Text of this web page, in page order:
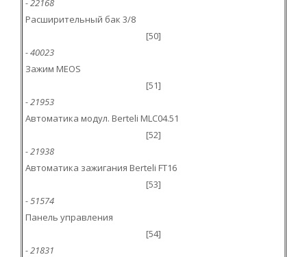
- 22168
Расширительный бак 3/8
[50]
- 40023
Зажим MEOS
[51]
- 21953
Автоматика модул. Berteli MLC04.51
[52]
- 21938
Автоматика зажигания Berteli FT16
[53]
- 51574
Панель управления
[54]
- 21831